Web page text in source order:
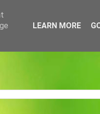
LEARN MORE